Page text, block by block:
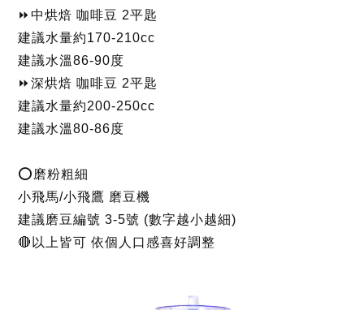
⏩中烘焙 咖啡豆 2平匙
建議水量約170-210cc
建議水溫86-90度
⏩深烘焙 咖啡豆 2平匙
建議水量約200-250cc
建議水溫80-86度
⭕磨粉粗細
小飛馬/小飛鷹 磨豆機
建議磨豆編號 3-5號 (數字越小越細)
🔴以上皆可 依個人口感喜好調整